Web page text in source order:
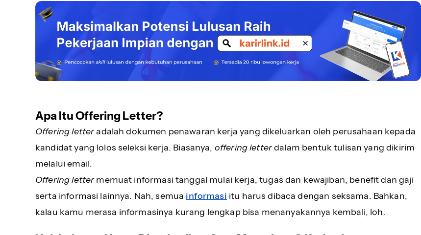
Apa Itu Offering Letter?
Offering letteradalah dokumen penawaran kerja yang dikeluarkan oleh perusahaan kepada
kandidat yang lolos seleksi kerja. Biasanya, offering letterdalam bentuk tulisan yang dikirim
melalui email.
Offering lettermemuat informasi tanggal mulai kerja, tugas dan kewajiban, benefit dan gaji
serta informasi lainnya. Nah, semua informasi itu harus dibaca dengan seksama. Bahkan,
kalau kamu merasa informasinya kurang lengkap bisa menanyakannya kembali, loh.